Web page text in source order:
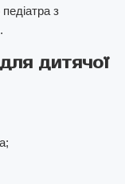
з
дитячої